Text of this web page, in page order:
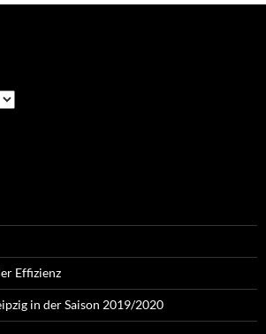
Effizienz
in der Saison 2019/2020